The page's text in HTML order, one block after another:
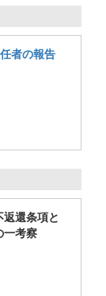
者の報告
還条項と
一考察